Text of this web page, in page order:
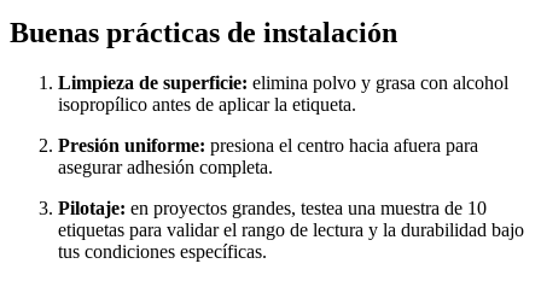
Buenas prácticas de instalación
Limpieza de superficie: elimina polvo y grasa con alcohol
isopropílico antes de aplicar la etiqueta.
Presión uniforme: presiona el centro hacia afuera para
asegurar adhesión completa.
Pilotaje: en proyectos grandes, testea una muestra de 10
etiquetas para validar el rango de lectura y la durabilidad bajo
tus condiciones específicas.